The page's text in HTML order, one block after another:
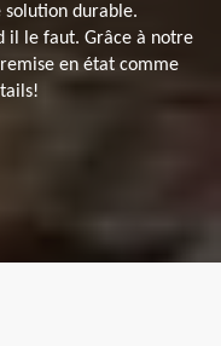
solution durable.
il le faut. Grâce à notre
en état comme